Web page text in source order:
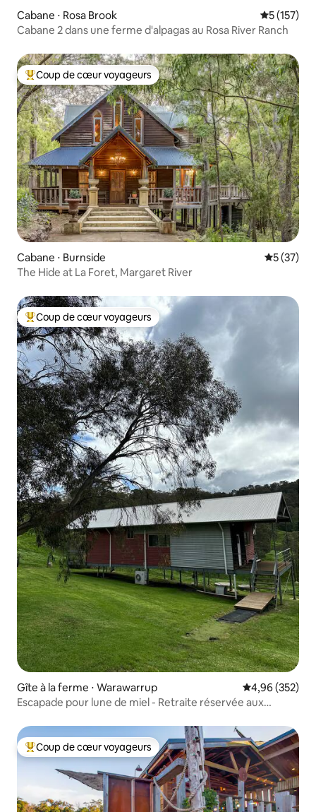
Cabane ⋅ Rosa Brook Évaluation
5 (157)
Cabane 2 dans une ferme d'alpagas au Rosa River Ranch
Coups de cœur voyageurs les plus appréciés
Coup de cœur voyageurs
Cabane ⋅ Burnside
5 (37)
The Hide at La Foret, Margaret River
Coups de cœur voyageurs les plus appréciés
Coup de cœur voyageurs
Gîte à la ferme ⋅ Warawarrup Évaluation
4,96 (352)
Escapade pour lune de miel - Retraite réservée aux
Coups de cœur voyageurs les plus appréciés
Coup de cœur voyageurs